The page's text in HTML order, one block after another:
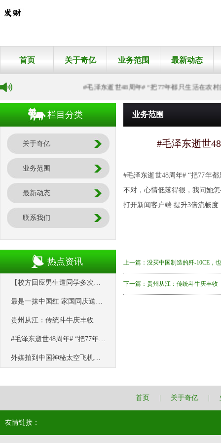
首页 关于奇亿 业务范围 最新动态
#毛泽东逝世48周年# “把77年都只生活在农村
栏目分类
关于奇亿
业务范围
最新动态
联系我们
热点资讯
【校方回应男生遭同学多次用板凳砸头】 9月27日，河南鹤壁。多条视频
最是一抹中国红 家国同庆送祝福
贵州从江：传统斗牛庆丰收
#毛泽东逝世48周年# “把77年都只生活在农村的奶奶带到北京看一眼
外媒拍到中国神秘太空飞机飞过欧洲？胡说，那分明是“UFO”！
业务范围
#毛泽东逝世
#毛泽东逝世48周年# “把77年
不对，心情低落得很，我问她
打开新闻客户端 提升3倍流畅度
上一篇： 没买中国制造的歼-10CE，
下一篇： 贵州从江：传统斗牛庆丰收
首页 关于奇亿
友情链接：